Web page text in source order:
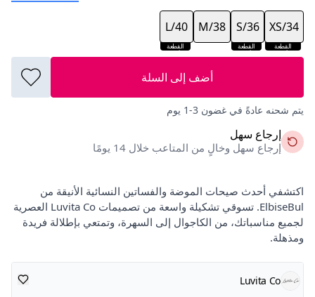
القطعة
XS/34
القطعة
S/36
M/38
القطعة
L/40
أضف إلى السلة
يتم شحنه عادةً في غضون 3-1 يوم
إرجاع سهل
إرجاع سهل وخالٍ من المتاعب خلال 14 يومًا
اكتشفي أحدث صيحات الموضة والفساتين النسائية الأنيقة من
ElbiseBul. تسوقي تشكيلة واسعة من تصميمات Luvita Co العصرية
لجميع مناسباتك، من الكاجوال إلى السهرة، وتمتعي بإطلالة فريدة
ومذهلة.
Luvita Co